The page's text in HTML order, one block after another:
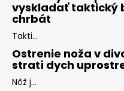
vyskladať taktický
chrbát
Takti...
Ostrenie noža v
stratí dych
Nôž j...